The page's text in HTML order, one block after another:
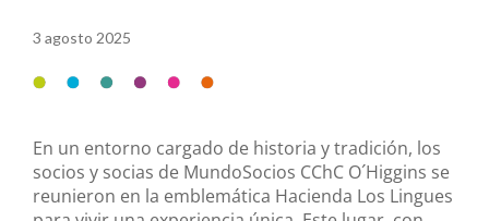
3 agosto 2025
En un entorno cargado de historia y tradición, los
socios y socias de MundoSocios CChC O´Higgins se
reunieron en la emblemática Hacienda Los Lingues